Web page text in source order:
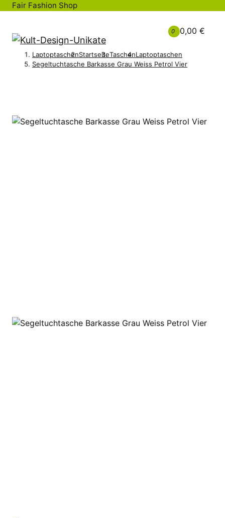
Fair Fashion Shop
0 0,00 €
LaptoptaschenStartseiteTaschenLaptoptaschen
Segeltuchtasche Barkasse Grau Weiss Petrol Vier